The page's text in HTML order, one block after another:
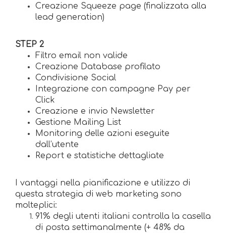
Creazione Squeeze page (finalizzata alla
lead generation)
STEP 2
Filtro email non valide
Creazione Database profilato
Condivisione Social
Integrazione con campagne Pay per
Click
Creazione e invio Newsletter
Gestione Mailing List
Monitoring delle azioni eseguite
dall’utente
Report e statistiche dettagliate
I vantaggi nella pianificazione e utilizzo di
questa strategia di web marketing sono
molteplici:
91% degli utenti italiani controlla la casella
di posta settimanalmente (+ 48% da